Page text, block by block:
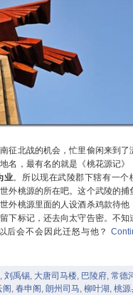
北战的机会，忙里偷闲来到了
名，最有名的就是《桃花源记》
业。所以现在武陵郡下辖有一个
外桃源的所在吧。这个武陵的捕
外桃源里面的人设酒杀鸡款待他
下标记，还去向太守告密。不知
后会不会因此迁怒与他？
,刘禹锡, 大唐司马楼, 巴陵府,常德
阁 ,春申阁 ,朗州司马,柳叶湖,桃源